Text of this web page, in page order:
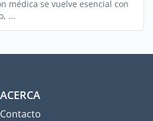
médica se vuelve esencial con
...
ACERCA
Contacto